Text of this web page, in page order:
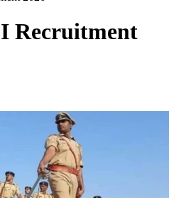
Recruitment